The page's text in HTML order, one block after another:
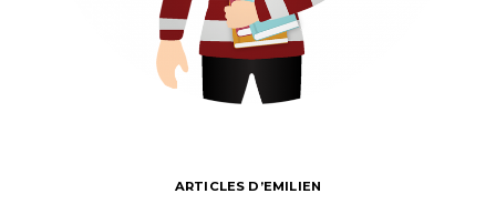
ARTICLES D’EMILIEN